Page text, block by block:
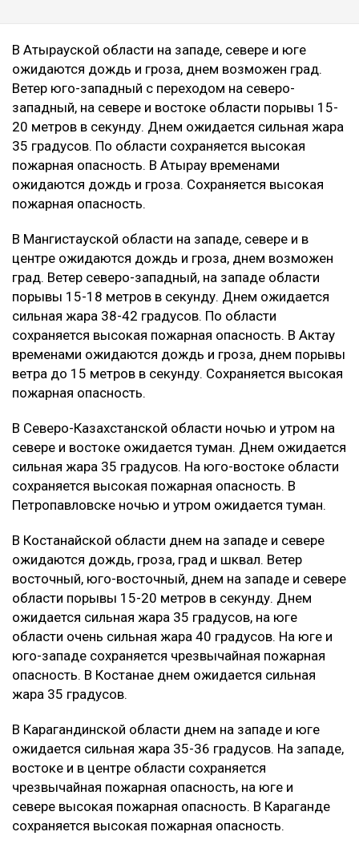
В Атырауской области на западе, севере и юге
ожидаются дождь и гроза, днем возможен град.
Ветер юго-западный с переходом на северо-
западный, на севере и востоке области порывы 15-
20 метров в секунду. Днем ожидается сильная жара
35 градусов. По области сохраняется высокая
пожарная опасность. В Атырау временами
ожидаются дождь и гроза. Сохраняется высокая
пожарная опасность.
В Мангистауской области на западе, севере и в
центре ожидаются дождь и гроза, днем возможен
град. Ветер северо-западный, на западе области
порывы 15-18 метров в секунду. Днем ожидается
сильная жара 38-42 градусов. По области
сохраняется высокая пожарная опасность. В Актау
временами ожидаются дождь и гроза, днем порывы
ветра до 15 метров в секунду. Сохраняется высокая
пожарная опасность.
В Северо-Казахстанской области ночью и утром на
севере и востоке ожидается туман. Днем ожидается
сильная жара 35 градусов. На юго-востоке области
сохраняется высокая пожарная опасность. В
Петропавловске ночью и утром ожидается туман.
В Костанайской области днем на западе и севере
ожидаются дождь, гроза, град и шквал. Ветер
восточный, юго-восточный, днем на западе и севере
области порывы 15-20 метров в секунду. Днем
ожидается сильная жара 35 градусов, на юге
области очень сильная жара 40 градусов. На юге и
юго-западе сохраняется чрезвычайная пожарная
опасность. В Костанае днем ожидается сильная
жара 35 градусов.
В Карагандинской области днем на западе и юге
ожидается сильная жара 35-36 градусов. На западе,
востоке и в центре области сохраняется
чрезвычайная пожарная опасность, на юге и
севере высокая пожарная опасность. В Караганде
сохраняется высокая пожарная опасность.